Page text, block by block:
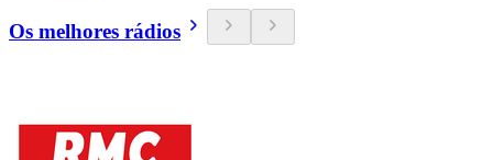
Os melhores rádios